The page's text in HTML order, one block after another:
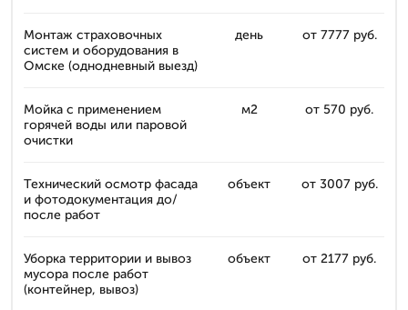
Монтаж страховочных
систем и оборудования в
Омске (однодневный выезд)
день от 7777 руб.
Мойка с применением
горячей воды или паровой
очистки
м2 от 570 руб.
Технический осмотр фасада
и фотодокументация до/
после работ
объект от 3007 руб.
Уборка территории и вывоз
мусора после работ
(контейнер, вывоз)
объект от 2177 руб.